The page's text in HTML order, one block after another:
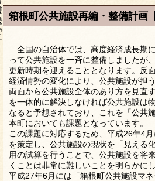
箱根町公共施設再編・整備計画
全国の自治体では、高度経済成長期
って公共施設を一斉に整備しましたが
更新時期を迎えることとなります。反
経済情勢の変化により、公共施設が担
両面から公共施設全体のあり方を見直
を一体的に解決しなければ公共施設は
なると予想されており、これを「公共
本町においても課題となっています。
この課題に対応するため、平成26年4
を策定し、公共施設の現状を「見える
用の試算を行うことで、公共施設を将
くことは非常に難しいことを明らかにし
平成27年6月には「箱根町公共施設マ